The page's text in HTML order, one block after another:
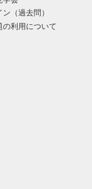
（過去問）
の利用について